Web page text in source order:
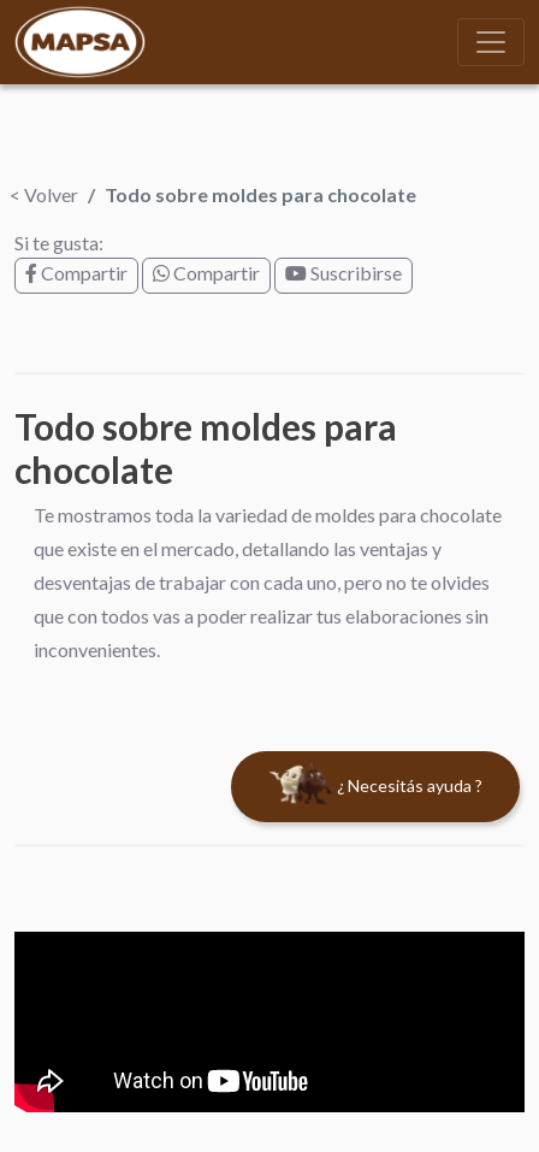
< Volver Todo sobre moldes para chocolate
Si te gusta:
Compartir
Compartir Suscribirse
Todo sobre moldes para
chocolate
Te mostramos toda la variedad de moldes para chocolate
que existe en el mercado, detallando las ventajas y
desventajas de trabajar con cada uno, pero no te olvides
que con todos vas a poder realizar tus elaboraciones sin
inconvenientes.
¿ Necesitás ayuda ?